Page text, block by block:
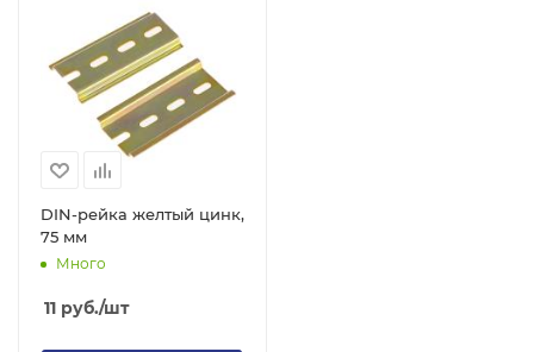
DIN-рейка желтый цинк,
75 мм
Много
11 руб./шт